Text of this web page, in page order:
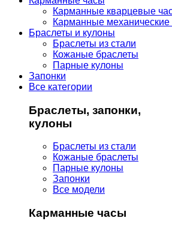
Карманные кварцевые
Карманные механические
Браслеты и кулоны
Браслеты из стали
Кожаные браслеты
Парные кулоны
Запонки
Все категории
Браслеты, запонки,
кулоны
Браслеты из стали
Кожаные браслеты
Парные кулоны
Запонки
Все модели
Карманные часы